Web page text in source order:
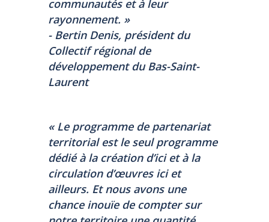
communautés et à leur
rayonnement. »
- Bertin Denis, président du
Collectif régional de
développement du Bas-Saint-
Laurent
« Le programme de partenariat
territorial est le seul programme
dédié à la création d’ici et à la
circulation d’œuvres ici et
ailleurs. Et nous avons une
chance inouïe de compter sur